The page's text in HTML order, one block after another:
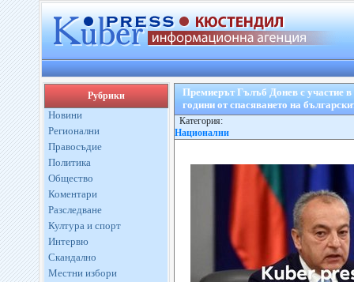
Рубрики
Новини
Регионални
Правосъдие
Политика
Общество
Коментари
Разследване
Култура и спорт
Интервю
Скандално
Местни избори
Премиерът Гълъб Донев с участие в
години от спасяването на
Категория:
Национални